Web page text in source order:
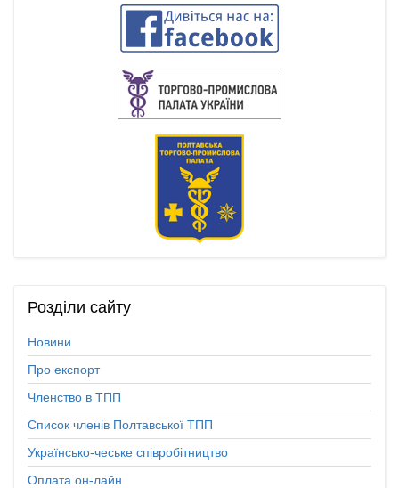
Розділи сайту
Новини
Про експорт
Членство в ТПП
Список членів Полтавської ТПП
Українсько-чеське співробітництво
Оплата он-лайн